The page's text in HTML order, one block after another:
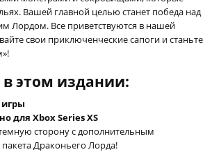
Вашей главной целью станет победа над
Лордом. Все приветствуются в нашей
свои приключенческие сапоги и станьте
в этом издании:
для Xbox Series XS
сторону с дополнительным
Драконьего Лорда!